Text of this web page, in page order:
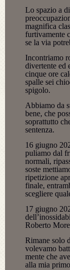
Lo spazio a
magnifica
furtivamente
se la via
Incontriamo
divertente ed
cinque ore
spalle sei
spigolo.
Abbiamo da
bene, che
soprattutto
sentenza.
16 giugno
puliamo dal
normali,
soste
ripetizione
finale,
scegliere
17 giugno
Roberto
Rimane solo
volevamo
mente che
alla mia